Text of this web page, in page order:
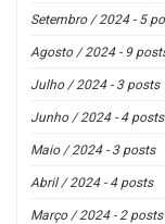
Setembro / 2024 - 5
Agosto / 2024 - 9
Julho / 2024 - 3 posts
Junho / 2024 - 4 posts
Maio / 2024 - 3 posts
Abril / 2024 - 4 posts
Março / 2024 - 2 posts